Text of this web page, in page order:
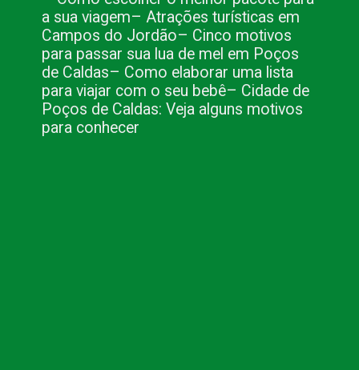
a sua viagem– Atrações turísticas em
Campos do Jordão– Cinco motivos
para passar sua lua de mel em Poços
de Caldas– Como elaborar uma lista
para viajar com o seu bebê– Cidade de
Poços de Caldas: Veja alguns motivos
para conhecer